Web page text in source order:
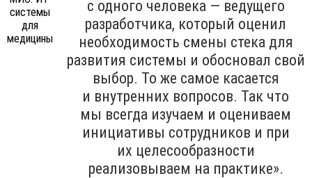
с одного человека — ведущего
разработчика, который оценил
необходимость смены стека для
развития системы и обосновал свой
выбор. То же самое касается
и внутренних вопросов. Так что
мы всегда изучаем и оцениваем
инициативы сотрудников и при
их целесообразности
реализовываем на практике».